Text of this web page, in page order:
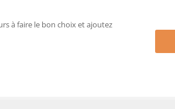
à faire le bon choix et ajoutez